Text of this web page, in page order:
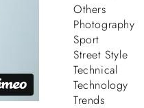
Others
Photography
Sport
Street Style
Technical
Technology
Trends